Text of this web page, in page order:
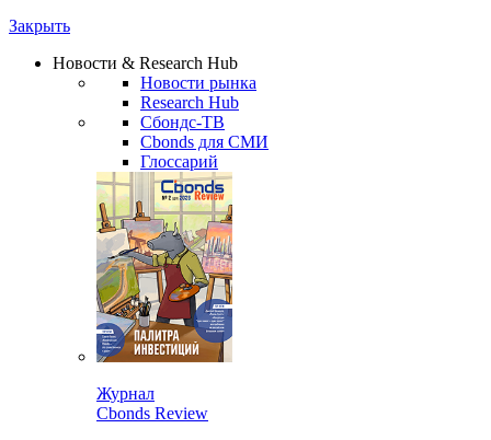
Закрыть
Новости & Research Hub
Новости рынка
Research Hub
Сбондс-ТВ
Cbonds для СМИ
Глоссарий
Журнал
Cbonds Review